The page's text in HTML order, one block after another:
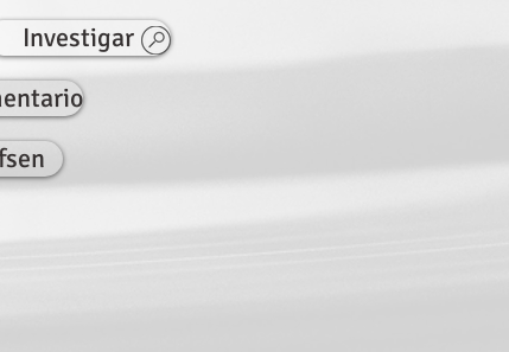
Investigar